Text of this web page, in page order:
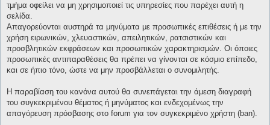
τμήμα οφείλει να μη χρησιμοποιεί τις υπηρεσίες που παρέχει αυτή η
σελίδα.
Απαγορεύονται αυστηρά τα μηνύματα με προσωπικές επιθέσεις ή με την
χρήση ειρωνικών, χλευαστικών, απειλητικών, ρατσιστικών και
προσβλητικών εκφράσεων και προσωπικών χαρακτηρισμών. Οι όποιες
προσωπικές αντιπαραθέσεις θα πρέπει να γίνονται σε κόσμιο επίπεδο,
και σε ήπιο τόνο, ώστε να μην προσβάλλεται ο συνομιλητής.
Η παραβίαση του κανόνα αυτού θα συνεπάγεται την άμεση διαγραφή
του συγκεκριμένου θέματος ή μηνύματος και ενδεχομένως την
απαγόρευση πρόσβασης στο forum για τον συγκεκριμένο χρήστη (ban).